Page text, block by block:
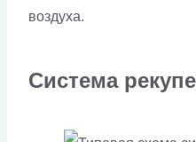
воздуха.
Система